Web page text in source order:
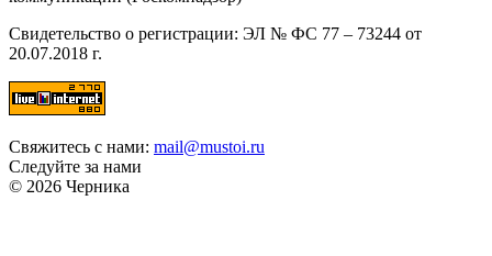
Свидетельство о регистрации: ЭЛ № ФС 77 – 73244 от
20.07.2018 г.
Свяжитесь с нами: mail@mustoi.ru
Следуйте за нами
© 2026 Черника